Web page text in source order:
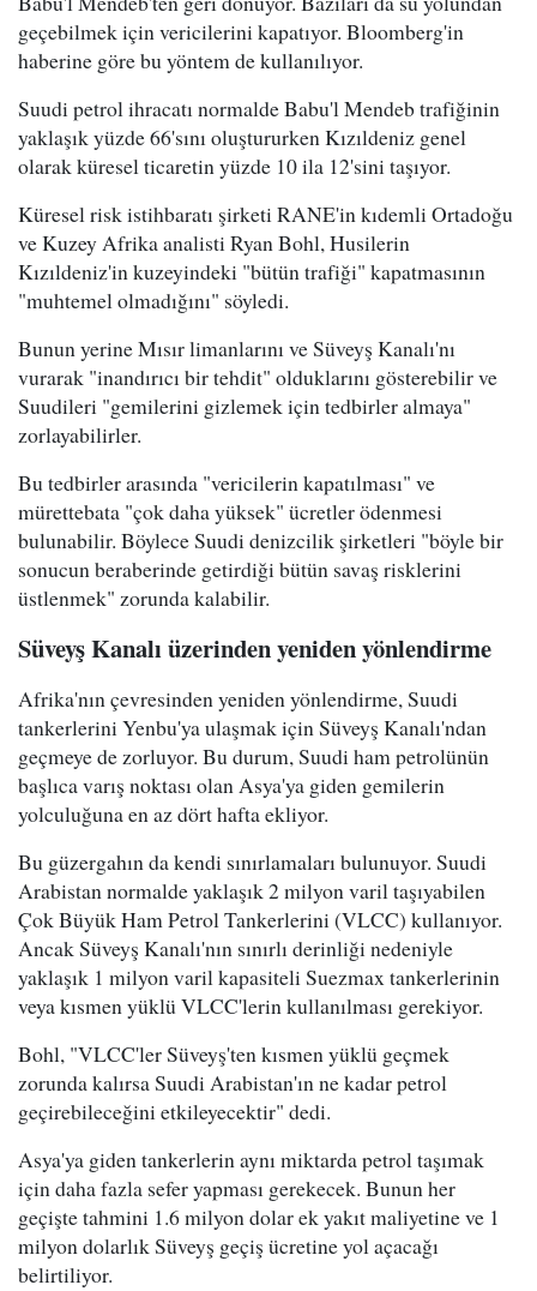
geçebilmek için vericilerini kapatıyor. Bloomberg'in
haberine göre bu yöntem de kullanılıyor.
Suudi petrol ihracatı normalde Babu'l Mendeb trafiğinin
yaklaşık yüzde 66'sını oluştururken Kızıldeniz genel
olarak küresel ticaretin yüzde 10 ila 12'sini taşıyor.
Küresel risk istihbaratı şirketi RANE'in kıdemli Ortadoğu
ve Kuzey Afrika analisti Ryan Bohl, Husilerin
Kızıldeniz'in kuzeyindeki "bütün trafiği" kapatmasının
"muhtemel olmadığını" söyledi.
Bunun yerine Mısır limanlarını ve Süveyş Kanalı'nı
vurarak "inandırıcı bir tehdit" olduklarını gösterebilir ve
Suudileri "gemilerini gizlemek için tedbirler almaya"
zorlayabilirler.
Bu tedbirler arasında "vericilerin kapatılması" ve
mürettebata "çok daha yüksek" ücretler ödenmesi
bulunabilir. Böylece Suudi denizcilik şirketleri "böyle bir
sonucun beraberinde getirdiği bütün savaş risklerini
üstlenmek" zorunda kalabilir.
Süveyş Kanalı üzerinden yeniden yönlendirme
Afrika'nın çevresinden yeniden yönlendirme, Suudi
tankerlerini Yenbu'ya ulaşmak için Süveyş Kanalı'ndan
geçmeye de zorluyor. Bu durum, Suudi ham petrolünün
başlıca varış noktası olan Asya'ya giden gemilerin
yolculuğuna en az dört hafta ekliyor.
Bu güzergahın da kendi sınırlamaları bulunuyor. Suudi
Arabistan normalde yaklaşık 2 milyon varil taşıyabilen
Çok Büyük Ham Petrol Tankerlerini (VLCC) kullanıyor.
Ancak Süveyş Kanalı'nın sınırlı derinliği nedeniyle
yaklaşık 1 milyon varil kapasiteli Suezmax tankerlerinin
veya kısmen yüklü VLCC'lerin kullanılması gerekiyor.
Bohl, "VLCC'ler Süveyş'ten kısmen yüklü geçmek
zorunda kalırsa Suudi Arabistan'ın ne kadar petrol
geçirebileceğini etkileyecektir" dedi.
Asya'ya giden tankerlerin aynı miktarda petrol taşımak
için daha fazla sefer yapması gerekecek. Bunun her
geçişte tahmini 1.6 milyon dolar ek yakıt maliyetine ve 1
milyon dolarlık Süveyş geçiş ücretine yol açacağı
belirtiliyor.